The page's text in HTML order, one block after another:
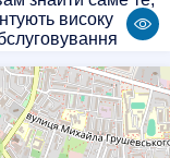
високу